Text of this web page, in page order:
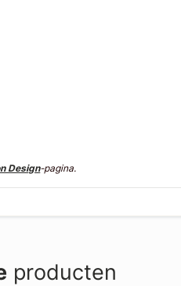
Design-pagina.
producten